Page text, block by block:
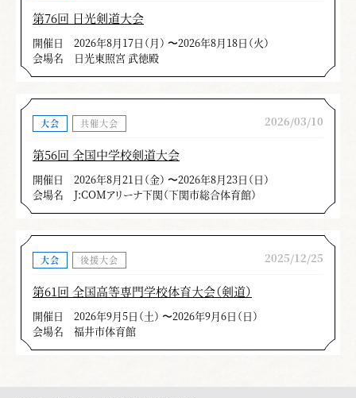
第76回 日光剣道大会
開催日
2026年8月17日（月） 〜2026年8月18日（火）
会場名
日光東照宮 武徳殿
大会 共催大会 2026/03/10
第56回 全国中学校剣道大会
開催日
2026年8月21日（金） 〜2026年8月23日（日）
会場名
J:COMアリーナ下関（下関市総合体育館）
大会 後援大会 2025/12/25
第61回 全国高等専門学校体育大会（剣道）
開催日
2026年9月5日（土） 〜2026年9月6日（日）
会場名
福井市体育館